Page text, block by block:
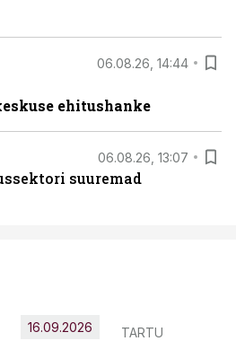
06.08.26, 14:44
ehitushanke
06.08.26, 13:07
suuremad
16.09.2026 TARTU